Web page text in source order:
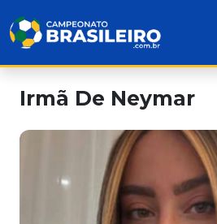
Irmã De Neymar